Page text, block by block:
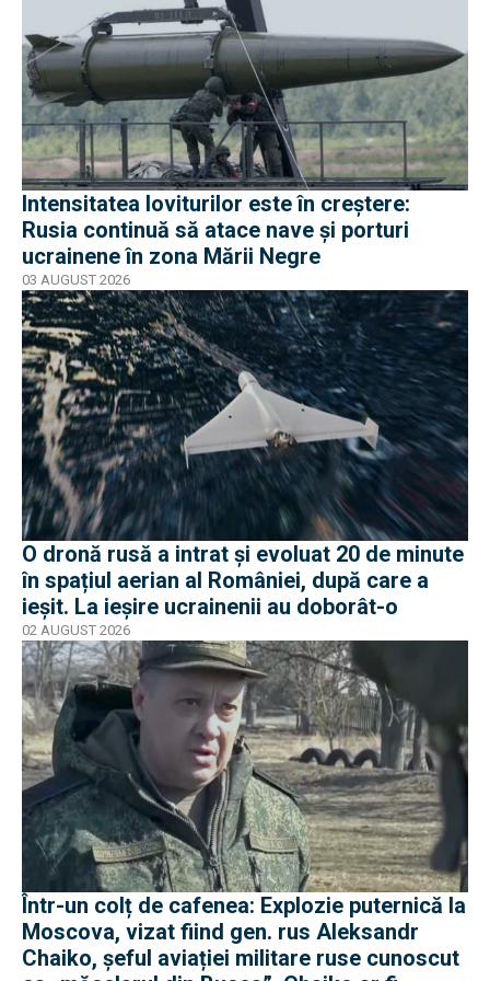
Intensitatea loviturilor este în creștere:
Rusia continuă să atace nave și porturi
ucrainene în zona Mării Negre
03 AUGUST 2026
O dronă rusă a intrat și evoluat 20 de minute
în spațiul aerian al României, după care a
ieșit. La ieșire ucrainenii au doborât-o
02 AUGUST 2026
Într-un colț de cafenea: Explozie puternică la
Moscova, vizat fiind gen. rus Aleksandr
Chaiko, șeful aviației militare ruse cunoscut